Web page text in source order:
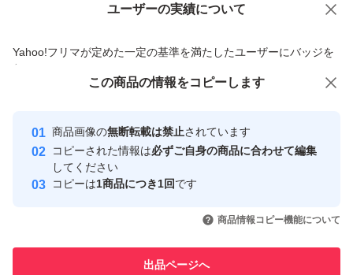
ユーザーの実績について
Yahoo!フリマが定めた一定の基準を満たしたユーザーにバッジを
付与しています
安心取引出品者
心・安全なユーザーです
取引実績
引を完了させた実績があります
での取引実績があります
価格の相談 商品への質問
この商品の情報をコピーします
商品画像の無断転載は禁止されています
コピーされた情報は必ずご自身の商品に合わせて編集
してください
コピーは1商品につき1回です
商品情報コピー機能について
出品ページへ
この商品をみている人にオススメ